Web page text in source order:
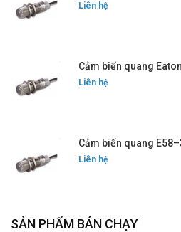
Liên hệ
Cảm biến quang
Liên hệ
Cảm biến quang
Liên hệ
SẢN PHẨM BÁN CHẠY